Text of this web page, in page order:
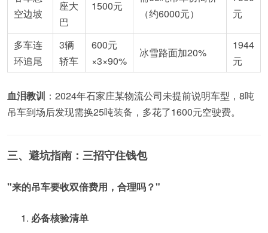
空边坡
座大
巴
1500元
（约6000元）
元
多车连
环追尾
3辆
轿车
600元
×3×90%
冰雪路面加20%
1944
元
血泪教训 ：2024年石家庄某物流公司未提前说明车型，8吨
吊车到场后发现需换25吨装备，多花了1600元空驶费。
三、避坑指南：三招守住钱包
"来的吊车要收双倍费用，合理吗？"
必备核验清单